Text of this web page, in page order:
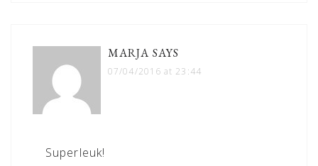
MARJA SAYS
07/04/2016 at 23:44
Superleuk!